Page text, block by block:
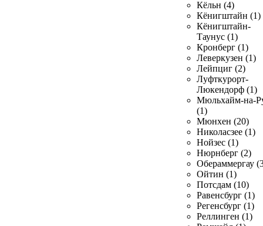
Кёльн (4)
Кёнигштайн (1)
Кёнигштайн-
Таунус (1)
Кронберг (1)
Леверкузен (1)
Лейпциг (2)
Луфткурорт-
Люкендорф (1)
Мюльхайм-на-
(1)
Мюнхен (20)
Николасзее (1)
Нойзес (1)
Нюрнберг (2)
Обераммергау
Ойтин (1)
Потсдам (10)
Равенсбург (1)
Регенсбург (1)
Реллинген (1)